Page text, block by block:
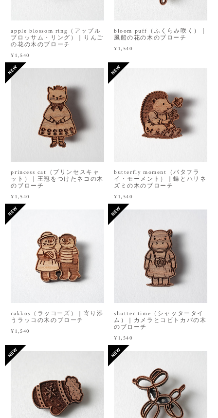
apple blossom ring（アップル
ブロッサム・リング）｜りんご
の花の木のブローチ
¥1,540
bloom puff（ふくらみ咲く）｜
風船の花の木のブローチ
¥1,540
princess cat（プリンセスキャ
ット）｜王冠をつけたネコの木
のブローチ
¥1,540
butterfly moment（バタフラ
イ・モーメント）｜蝶とハリネ
ズミの木のブローチ
¥1,540
rakkos（ラッコーズ）｜寄り添
うラッコの木のブローチ
¥1,540
shutter time（シャッタータイ
ム）｜カメラとコビトカバの木
のブローチ
¥1,540